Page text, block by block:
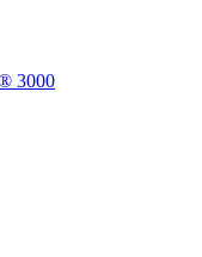
3000